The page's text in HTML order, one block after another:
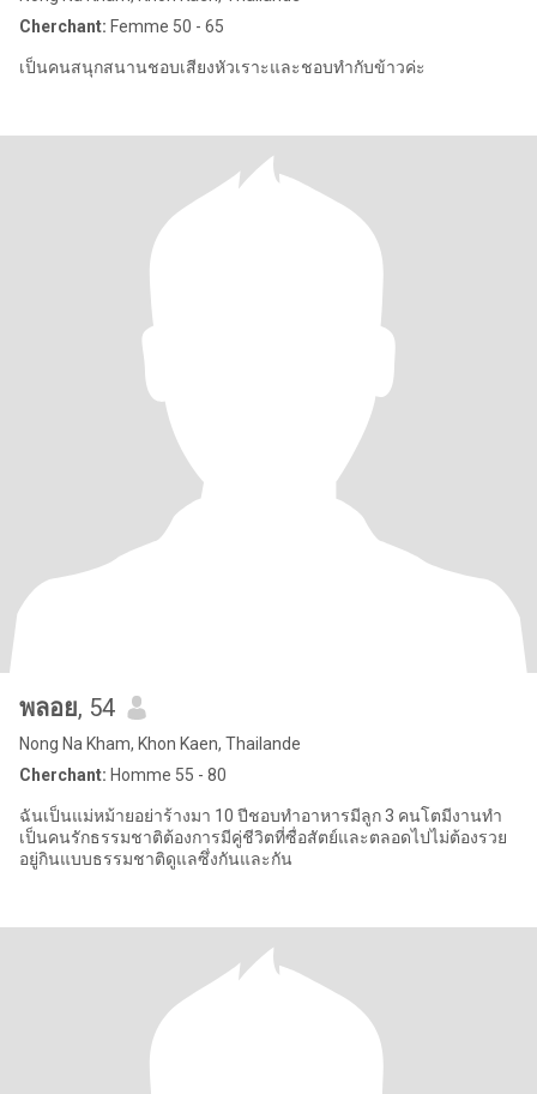
Cherchant: Femme 50 - 65
เป็นคนสนุกสนานชอบเสียงหัวเราะและชอบทำกับข้าวค่ะ
พลอย, 54
Nong Na Kham, Khon Kaen, Thailande
Cherchant: Homme 55 - 80
ฉันเป็นแม่หม้ายอย่าร้างมา 10 ปีชอบทำอาหารมีลูก 3 คนโตมีงานทำ
เป็นคนรักธรรมชาติต้องการมีคู่ชีวิตที่ซื่อสัตย์และตลอดไปไม่ต้องรวย
อยู่กินแบบธรรมชาติดูแลซึ่งกันและกัน